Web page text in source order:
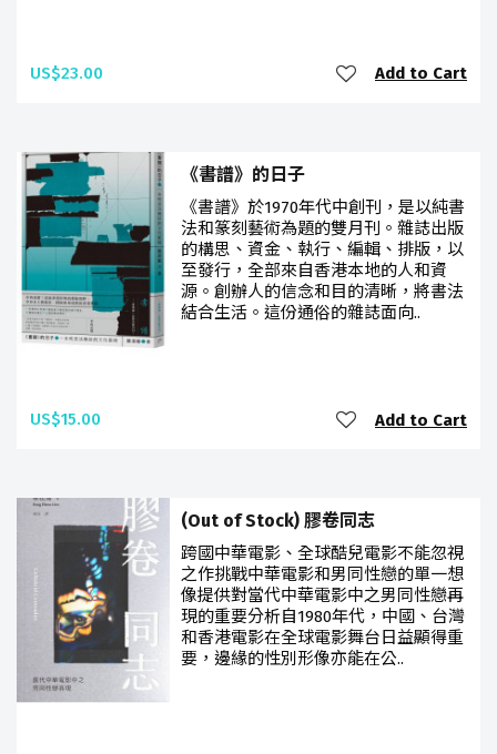
US$23.00 Add to Cart
《書譜》的日子
《書譜》於1970年代中創刊，是以純書
法和篆刻藝術為題的雙月刊。雜誌出版
的構思、資金、執行、編輯、排版，以
至發行，全部來自香港本地的人和資
源。創辦人的信念和目的清晰，將書法
結合生活。這份通俗的雜誌面向..
US$15.00 Add to Cart
(Out of Stock) 膠卷同志
跨國中華電影、全球酷兒電影不能忽視
之作挑戰中華電影和男同性戀的單一想
像提供對當代中華電影中之男同性戀再
現的重要分析自1980年代，中國、台灣
和香港電影在全球電影舞台日益顯得重
要，邊緣的性別形像亦能在公..